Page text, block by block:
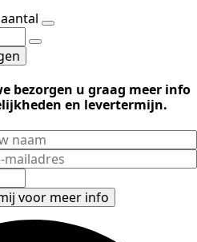
bezorgen u graag meer info
en levertermijn.
voor meer info